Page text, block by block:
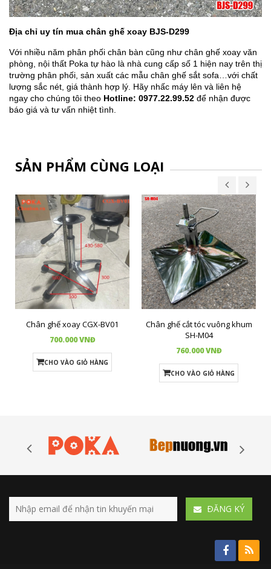
Địa chỉ uy tín mua chân ghế xoay BJS-D299
Với nhiều năm phân phối chân bàn cũng như chân ghế xoay văn
phòng, nội thất Poka tự hào là nhà cung cấp số 1 hiện nay trên thị
trường phân phối, sản xuất các mẫu chân ghế sắt sofa…với chất
lượng sắc nét, giá thành hợp lý. Hãy nhấc máy lên và liên hệ
ngay cho chúng tôi theo Hotline: 0977.22.99.52 để nhận được
báo giá và tư vấn nhiệt tình.
SẢN PHẨM CÙNG LOẠI
Chân ghế xoay CGX-BV01
700.000 VNĐ
CHO VÀO GIỎ HÀNG
Chân ghế cắt tóc vuông khum
SH-M04
760.000 VNĐ
CHO VÀO GIỎ HÀNG
ÐĂNG KÝ